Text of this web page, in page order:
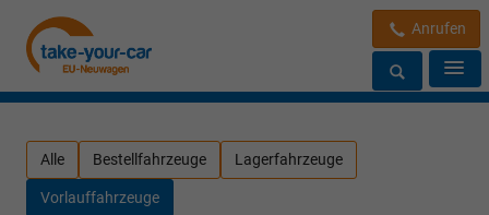
Anrufen
Alle Bestellfahrzeuge Lagerfahrzeuge
Vorlauffahrzeuge